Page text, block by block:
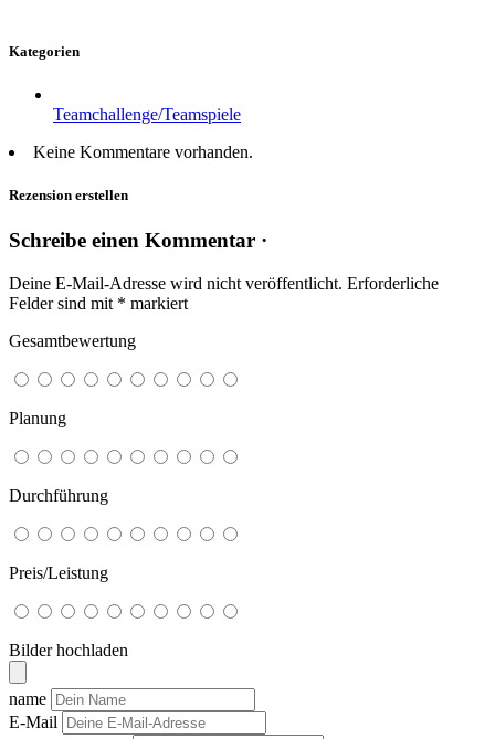
Kategorien
Teamchallenge/Teamspiele
Keine Kommentare vorhanden.
Rezension erstellen
Schreibe einen Kommentar ·
Deine E-Mail-Adresse wird nicht veröffentlicht. Erforderliche
Felder sind mit * markiert
Gesamtbewertung
Planung
Durchführung
Preis/Leistung
Bilder hochladen
name
E-Mail